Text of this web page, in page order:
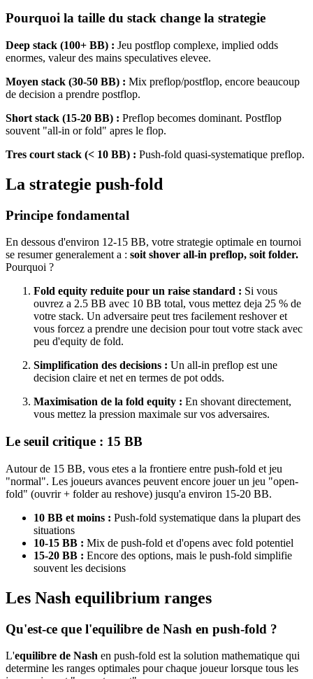
Pourquoi la taille du stack change la strategie
Deep stack (100+ BB) : Jeu postflop complexe, implied odds
enormes, valeur des mains speculatives elevee.
Moyen stack (30-50 BB) : Mix preflop/postflop, encore beaucoup
de decision a prendre postflop.
Short stack (15-20 BB) : Preflop becomes dominant. Postflop
souvent "all-in or fold" apres le flop.
Tres court stack (< 10 BB) : Push-fold quasi-systematique preflop.
La strategie push-fold
Principe fondamental
En dessous d'environ 12-15 BB, votre strategie optimale en tournoi
se resumer generalement a : soit shover all-in preflop, soit folder.
Pourquoi ?
Fold equity reduite pour un raise standard : Si vous
ouvrez a 2.5 BB avec 10 BB total, vous mettez deja 25 % de
votre stack. Un adversaire peut tres facilement reshover et
vous forcez a prendre une decision pour tout votre stack avec
peu d'equity de fold.
Simplification des decisions : Un all-in preflop est une
decision claire et net en termes de pot odds.
Maximisation de la fold equity : En shovant directement,
vous mettez la pression maximale sur vos adversaires.
Le seuil critique : 15 BB
Autour de 15 BB, vous etes a la frontiere entre push-fold et jeu
"normal". Les joueurs avances peuvent encore jouer un jeu "open-
fold" (ouvrir + folder au reshove) jusqu'a environ 15-20 BB.
10 BB et moins : Push-fold systematique dans la plupart des
situations
10-15 BB : Mix de push-fold et d'opens avec fold potentiel
15-20 BB : Encore des options, mais le push-fold simplifie
souvent les decisions
Les Nash equilibrium ranges
Qu'est-ce que l'equilibre de Nash en push-fold ?
L'equilibre de Nash en push-fold est la solution mathematique qui
determine les ranges optimales pour chaque joueur lorsque tous les